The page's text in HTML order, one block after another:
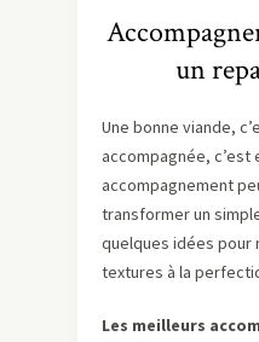
un
Une bonne viande,
accompagnée, c’est
accompagnement
transformer un
quelques idées pour
textures à la
Les meilleurs